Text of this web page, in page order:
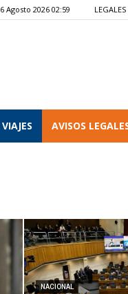
6 Agosto 2026 02:59 LEGALES
VIAJES AVISOS
NACIONAL